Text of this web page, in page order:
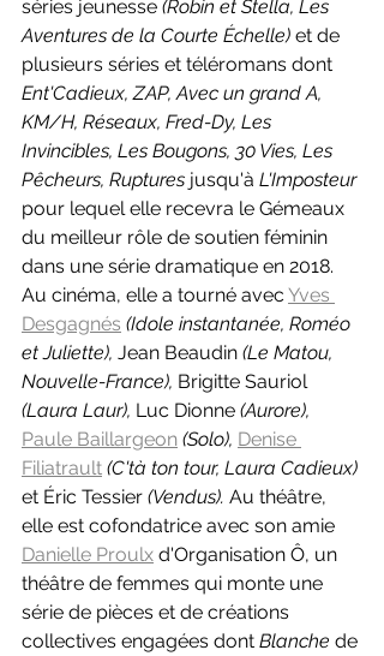
séries jeunesse (Robin et Stella, Les
Aventures de la Courte Échelle) et de
plusieurs séries et téléromans dont
Ent'Cadieux, ZAP, Avec un grand A,
KM/H, Réseaux, Fred-Dy, Les
Invincibles, Les Bougons, 30 Vies, Les
Pêcheurs, Ruptures jusqu'à L'Imposteur
pour lequel elle recevra le Gémeaux
du meilleur rôle de soutien féminin
dans une série dramatique en 2018.
Au cinéma, elle a tourné avec Yves
Desgagnés (Idole instantanée, Roméo
et Juliette), Jean Beaudin (Le Matou,
Nouvelle-France), Brigitte Sauriol
(Laura Laur), Luc Dionne (Aurore),
Paule Baillargeon (Solo), Denise
Filiatrault (C'tà ton tour, Laura Cadieux)
et Éric Tessier (Vendus). Au théâtre,
elle est cofondatrice avec son amie
Danielle Proulx d'Organisation Ô, un
théâtre de femmes qui monte une
série de pièces et de créations
collectives engagées dont Blanche de